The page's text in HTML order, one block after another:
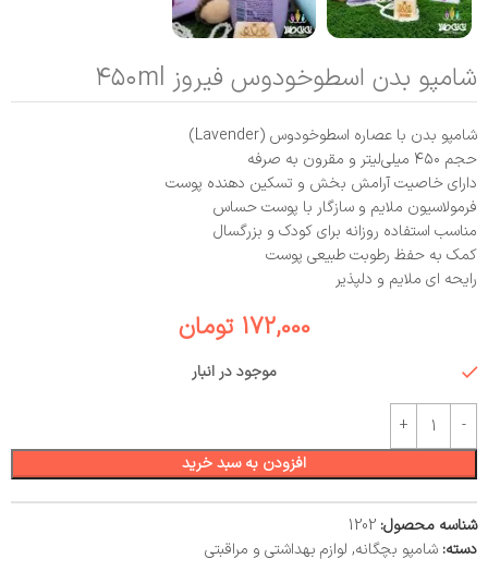
شامپو بدن اسطوخودوس فیروز ۴۵۰ml
شامپو بدن با عصاره اسطوخودوس (Lavender)
حجم ۴۵۰ میلی‌لیتر و مقرون‌ به‌ صرفه
دارای خاصیت آرامش‌ بخش و تسکین‌ دهنده پوست
فرمولاسیون ملایم و سازگار با پوست حساس
مناسب استفاده روزانه برای کودک و بزرگسال
کمک به حفظ رطوبت طبیعی پوست
رایحه‌ ای ملایم و دلپذیر
172,000 تومان
موجود در انبار
افزودن به سبد خرید
شناسه محصول: 1202
دسته: شامپو بچگانه, لوازم بهداشتی و مراقبتی